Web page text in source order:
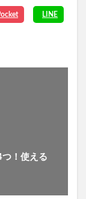
！使える